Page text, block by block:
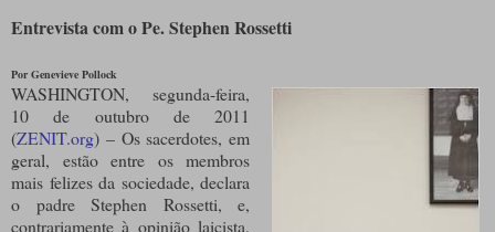
Entrevista com o Pe. Stephen Rossetti
Por Genevieve Pollock
WASHINGTON, segunda-feira,
10 de outubro de 2011
(ZENIT.org) – Os sacerdotes, em
geral, estão entre os membros
mais felizes da sociedade, declara
o padre Stephen Rossetti, e,
contrariamente à opinião laicista,